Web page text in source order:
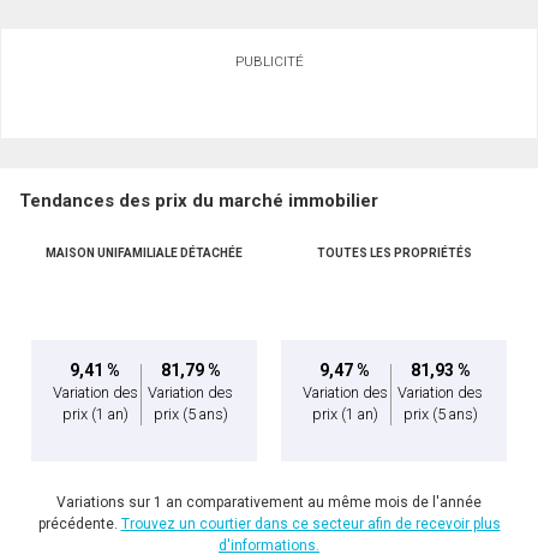
vous nous fournissez l'autorisation écrite de communiquer avec vous.
Téléphone
PUBLICITÉ
Tendances des prix du marché immobilier
MAISON UNIFAMILIALE DÉTACHÉE
9,41 %
Variation des
prix (1 an)
81,79 %
Variation des
prix (5 ans)
TOUTES LES PROPRIÉTÉS
9,47 %
Variation des
prix (1 an)
81,93 %
Variation des
prix (5 ans)
Variations sur 1 an comparativement au même mois de l'année
précédente. Trouvez un courtier dans ce secteur afin de recevoir plus
d'informations.